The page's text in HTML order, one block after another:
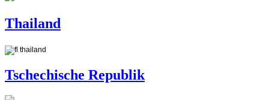
Thailand
Tschechische Republik